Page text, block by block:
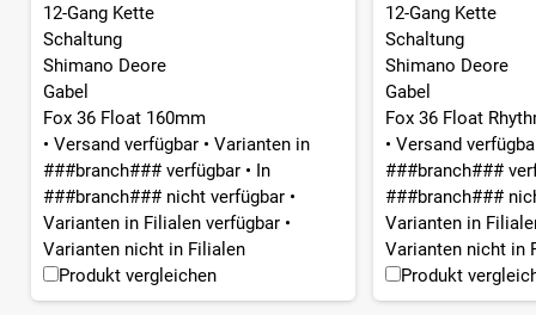
12-Gang Kette
Schaltung
Shimano Deore
Gabel
Fox 36 Float 160mm
• Versand verfügbar • Varianten in
###branch### verfügbar • In
###branch### nicht verfügbar •
Varianten in Filialen verfügbar •
Varianten nicht in Filialen
Produkt vergleichen
12-Gang Kette
Schaltung
Shimano Deore
Gabel
Fox 36 Float
• Versand
###branch###
###branch###
Varianten in
Varianten nicht in
Produkt